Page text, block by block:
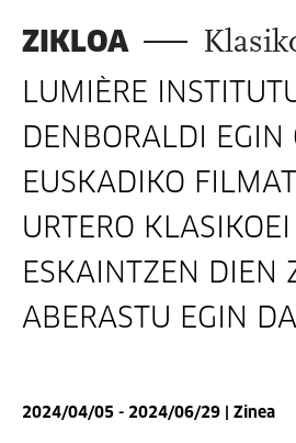
ZIKLOA
LUMIÈRE
DENBORALDI EGIN
EUSKADIKO
URTERO KLASIKOEI
ESKAINTZEN DIEN
ABERASTU EGIN
2024/04/05 - 2024/06/29 | Zinea